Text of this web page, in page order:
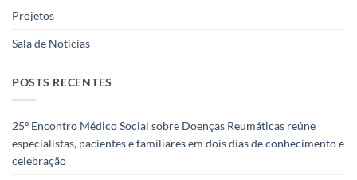
Projetos
Sala de Notícias
POSTS RECENTES
25º Encontro Médico Social sobre Doenças Reumáticas reúne
especialistas, pacientes e familiares em dois dias de conhecimento e
celebração